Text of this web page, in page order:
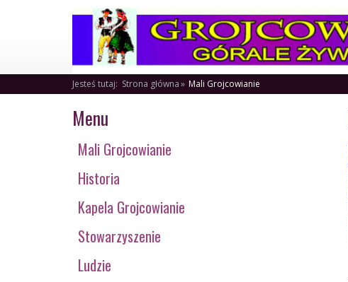
Jesteś tutaj: Strona główna Mali Grojcowianie
Menu
Mali Grojcowianie
Historia
Kapela Grojcowianie
Stowarzyszenie
Ludzie